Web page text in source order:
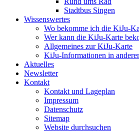
Stadtbus Singen
Wissenswertes
Wo bekomme ich die KiJu-
Wer kann die KiJu-Karte
Allgemeines zur KiJu-Karte
KiJu-Informationen in
Aktuelles
Newsletter
Kontakt
Kontakt und Lageplan
Impressum
Datenschutz
Sitemap
Website durchsuchen